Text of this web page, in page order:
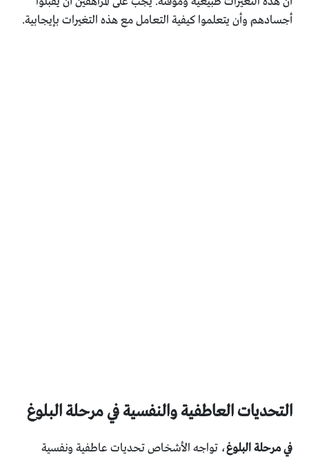
أجسادهم وأن يتعلموا كيفية التعامل مع هذه التغيرات بإيجابية.
التحديات العاطفية والنفسية في مرحلة البلوغ
في مرحلة البلوغ، تواجه الأشخاص تحديات عاطفية ونفسية